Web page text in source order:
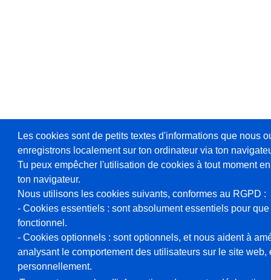
Les cookies sont de petits textes d'informations que nous
enregistrons localement sur ton ordinateur via ton
Tu peux empêcher l'utilisation de cookies à tout moment
ton navigateur.
Nous utilisons les cookies suivants, conformes au RGPD :
- Cookies essentiels : sont absolument essentiels pour
fonctionnel.
- Cookies optionnels : sont optionnels, et nous aident à
analysant le comportement des utilisateurs sur le site web,
personnellement.